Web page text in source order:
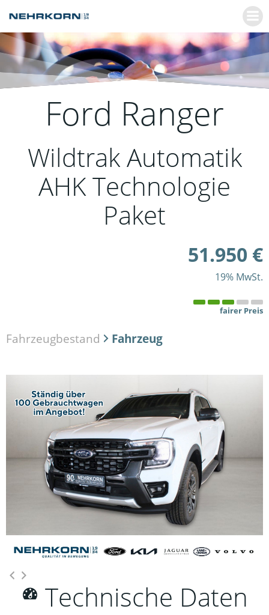
springen
Ford Ranger
Wildtrak Automatik
AHK Technologie
Paket
51.950 €
19% MwSt.
fairer Preis
Fahrzeugbestand Fahrzeug
Technische Daten